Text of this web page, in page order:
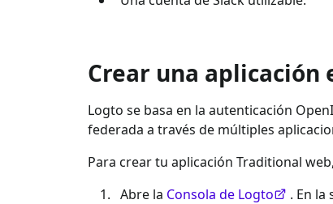
Crear una aplicación
Logto se basa en la autenticación
federada a través de múltiples
Para crear tu aplicación Traditional web
Abre la Consola de Logto
. En